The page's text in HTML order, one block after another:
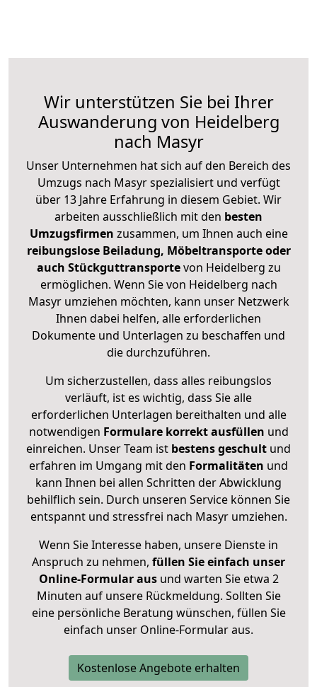
Wir unterstützen Sie bei Ihrer
Auswanderung von Heidelberg
nach Masyr
Unser Unternehmen hat sich auf den Bereich des
Umzugs nach Masyr spezialisiert und verfügt
über 13 Jahre Erfahrung in diesem Gebiet. Wir
arbeiten ausschließlich mit den besten
Umzugsfirmen zusammen, um Ihnen auch eine
reibungslose Beiladung, Möbeltransporte oder
auch Stückguttransportevon Heidelberg zu
ermöglichen. Wenn Sie von Heidelberg nach
Masyr umziehen möchten, kann unser Netzwerk
Ihnen dabei helfen, alle erforderlichen
Dokumente und Unterlagen zu beschaffen und
die durchzuführen.
Um sicherzustellen, dass alles reibungslos
verläuft, ist es wichtig, dass Sie alle
erforderlichen Unterlagen bereithalten und alle
notwendigen Formulare korrekt ausfüllen und
einreichen. Unser Team ist bestens geschult und
erfahren im Umgang mit den Formalitäten und
kann Ihnen bei allen Schritten der Abwicklung
behilflich sein. Durch unseren Service können Sie
entspannt und stressfrei nach Masyr umziehen.
Wenn Sie Interesse haben, unsere Dienste in
Anspruch zu nehmen, füllen Sie einfach unser
Online-Formular ausund warten Sie etwa 2
Minuten auf unsere Rückmeldung. Sollten Sie
eine persönliche Beratung wünschen, füllen Sie
einfach unser Online-Formular aus.
Kostenlose Angebote erhalten